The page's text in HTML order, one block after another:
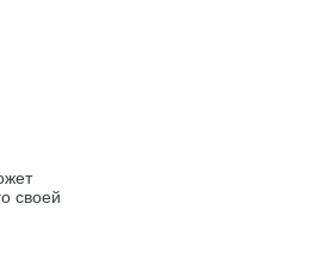
своей